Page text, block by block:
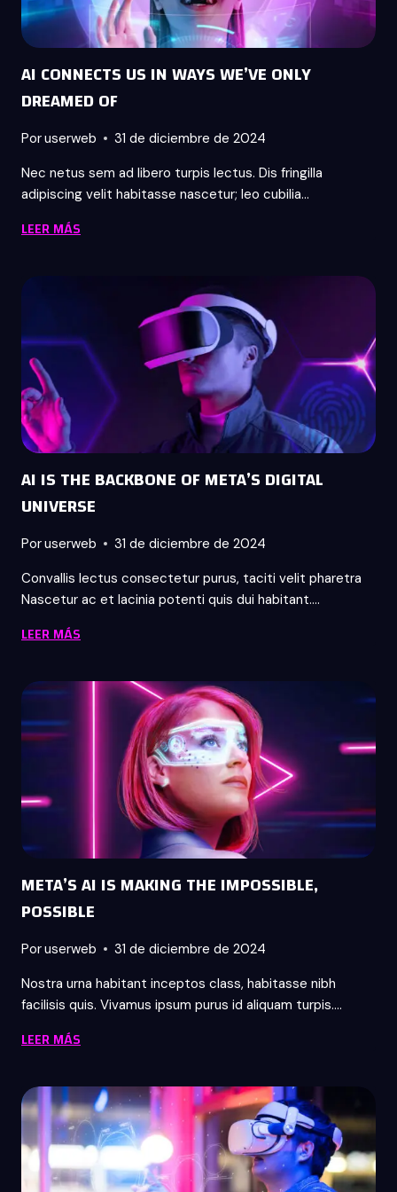
AI CONNECTS US IN WAYS WE’VE ONLY
DREAMED OF
Poruserweb
31 de diciembre de 2024
Nec netus sem ad libero turpis lectus. Dis fringilla
adipiscing velit habitasse nascetur; leo cubilia…
LEER MÁSAI
WE’VE
ONLY
DREAMED
AI IS THE BACKBONE OF META’S DIGITAL
UNIVERSE
Poruserweb
31 de diciembre de 2024
Convallis lectus consectetur purus, taciti velit pharetra
Nascetur ac et lacinia potenti quis dui habitant….
LEER MÁSAI
THE
BACKBONE
DIGITAL
UNIVERSE
META’S AI IS MAKING THE IMPOSSIBLE,
POSSIBLE
Poruserweb
31 de diciembre de 2024
Nostra urna habitant inceptos class, habitasse nibh
facilisis quis. Vivamus ipsum purus id aliquam turpis….
LEER MÁSMETA’S
IS
MAKING
THE
IMPOSSIBLE,
POSSIBLE